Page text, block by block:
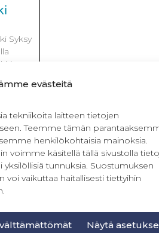
evästeitä
tekniikoita laitteen tietojen
Teemme tämän
henkilökohtaisia mainoksia.
voimme käsitellä tällä sivustolla
yksilöllisiä tunnuksia. Suostumuksen
vaikuttaa haitallisesti tiettyihin
välttämättömät Näytä
Syksy
on
tehty